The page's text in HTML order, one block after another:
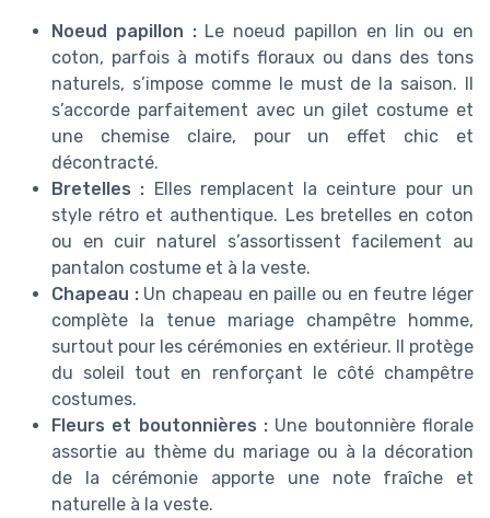
Noeud papillon :Le noeud papillon en lin ou en
coton, parfois à motifs floraux ou dans des tons
naturels, s’impose comme le must de la saison. Il
s’accorde parfaitement avec un gilet costume et
une chemise claire, pour un effet chic et
décontracté.
Bretelles : Elles remplacent la ceinture pour un
style rétro et authentique. Les bretelles en coton
ou en cuir naturel s’assortissent facilement au
pantalon costume et à la veste.
Chapeau :Un chapeau en paille ou en feutre léger
complète la tenue mariage champêtre homme,
surtout pour les cérémonies en extérieur. Il protège
du soleil tout en renforçant le côté champêtre
costumes.
Fleurs et boutonnières : Une boutonnière florale
assortie au thème du mariage ou à la décoration
de la cérémonie apporte une note fraîche et
naturelle à la veste.